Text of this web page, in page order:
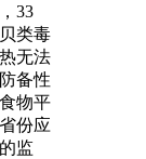
33
类毒
无法
备性
物平
份应
监